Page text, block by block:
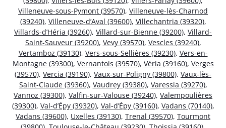
Villeneuve-sous-Pymont (39570), Villeneuve-lès-Charnod
(39240), Villeneuve-d’Aval (39600), Villechantria (39320),
Villards-d’Héria (39260), Villard-sur-Bienne (39200), Villard-
Saint-Sauveur (39200), Vevy (39570), Vescles (39240),
Vertamboz (39130), Vers-sous-Sellières (39230), Vers-en-
Montagne (39300), Vernantois (39570), Véria (39160), Verges
(39570), Vercia (39190), Vaux-sur-Poligny (39800), Vaux-lès-
Saint-Claude (39360), Vaudrey (39380), Varessia (39270),
Vannoz (39300), Valfin-sur-Valouse (39240), Valempoulières
(39300), Val-d’Épy (39320), Val-d’Épy (39160), Vadans (70140),
Vadans (39600), Uxelles (39130), Trenal (39570), Tourmont